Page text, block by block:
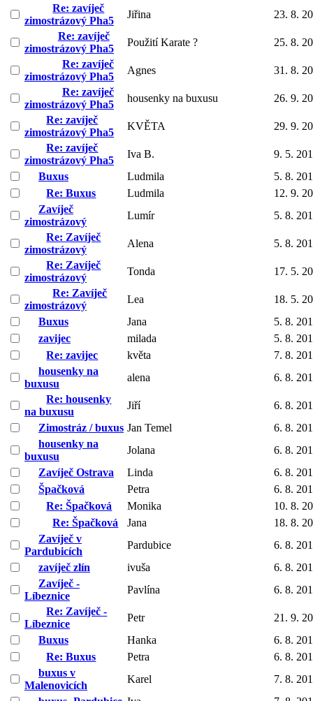
Re: zavíječ
zimostrázový Pha5
Jiřina
23. 8.
Re: zavíječ
zimostrázový Pha5
Použití Karate ?
25. 8.
Re: zavíječ
zimostrázový Pha5
Agnes
31. 8.
Re: zavíječ
zimostrázový Pha5
housenky na buxusu
26. 9.
Re: zavíječ
zimostrázový Pha5
KVĚTA
29. 9.
Re: zavíječ
zimostrázový Pha5
Iva B.
9. 5.
Buxus
Ludmila
5. 8.
Re: Buxus
Ludmila
12. 9.
Zavíječ
zimostrázový
Lumír
5. 8.
Re: Zavíječ
zimostrázový
Alena
5. 8.
Re: Zavíječ
zimostrázový
Tonda
17. 5.
Re: Zavíječ
zimostrázový
Lea
18. 5.
Buxus
Jana
5. 8.
zavijec
milada
5. 8.
Re: zavijec
květa
7. 8.
housenky na
buxusu
alena
6. 8.
Re: housenky
na buxusu
Jiří
6. 8.
Zimostráz / buxus Jan Temel
6. 8.
housenky na
buxusu
Jolana
6. 8.
Zavíječ Ostrava
Linda
6. 8.
Špačková
Petra
6. 8.
Re: Špačková
Monika
10. 8.
Re: Špačková
Jana
18. 8.
Zavíječ v
Pardubicích
Pardubice
6. 8.
zavíječ zlín
ivuša
6. 8.
Zavíječ -
Líbeznice
Pavlína
6. 8.
Re: Zavíječ -
Líbeznice
Petr
21. 9.
Buxus
Hanka
6. 8.
Re: Buxus
Petra
6. 8.
buxus v
Malenovicích
Karel
7. 8.